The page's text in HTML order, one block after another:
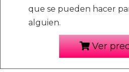
que se pueden hacer
alguien.
Ver